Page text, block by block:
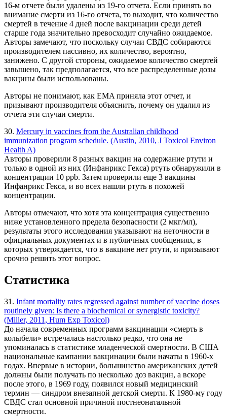
16-м отчете были удалены из 19-го отчета. Если принять во
внимание смерти из 16-го отчета, то выходит, что количество
смертей в течение 4 дней после вакцинации среди детей
старше года значительно превосходит случайно ожидаемое.
Авторы замечают, что поскольку случаи СВДС собираются
производителем пассивно, их количество, вероятно,
занижено. С другой стороны, ожидаемое количество смертей
завышено, так предполагается, что все распределенные дозы
вакцины были использованы.
Авторы не понимают, как EMA приняла этот отчет, и
призывают производителя объяснить, почему он удалил из
отчета эти случаи смерти.
30. Mercury in vaccines from the Australian childhood
immunization program schedule. (Austin, 2010, J Toxicol Environ
Health A)
Авторы проверили 8 разных вакцин на содержание ртути и
только в одной из них (Инфанрикс Гекса) ртуть обнаружили в
концентрации 10 ppb. Затем проверили еще 3 вакцины
Инфанрикс Гекса, и во всех нашли ртуть в похожей
концентрации.
Авторы отмечают, что хотя эта концентрация существенно
ниже установленного предела безопасности (2 мкг/мл),
результаты этого исследования указывают на неточности в
официальных документах и в публичных сообщениях, в
которых утверждается, что в вакцине нет ртути, и призывают
срочно решить этот вопрос.
Статистика
31. Infant mortality rates regressed against number of vaccine doses
routinely given: Is there a biochemical or synergistic toxicity?
(Miller, 2011, Hum Exp Toxicol)
До начала современных программ вакцинации «смерть в
колыбели» встречалась настолько редко, что она не
упоминалась в статистике младенческой смертности. В США
национальные кампании вакцинации были начаты в 1960-х
годах. Впервые в истории, большинство американских детей
должны были получать по несколько доз вакцин, а вскоре
после этого, в 1969 году, появился новый медицинский
термин — синдром внезапной детской смерти. К 1980-му году
СВДС стал основной причиной постнеонатальной
смертности.